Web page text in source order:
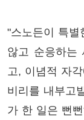
"스노든이 특별
않고 순응하는
고, 이념적 자
비리를 내부고
가 한 일은 뻔